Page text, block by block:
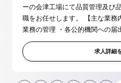
ーの会津工場にて品質管理及び
職をお任せします。 【主な業務内容】 ・品質管理課員の分析
業務の管理 ・各公的機関への届
質保証業務（顧客対応含む） 【具体的には】 分析機器は
GC、HPLC、IR、...
求人詳細